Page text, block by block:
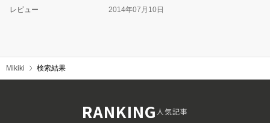
レビュー 2014年07月10日
Mikiki 検索結果
RANKING人気記事